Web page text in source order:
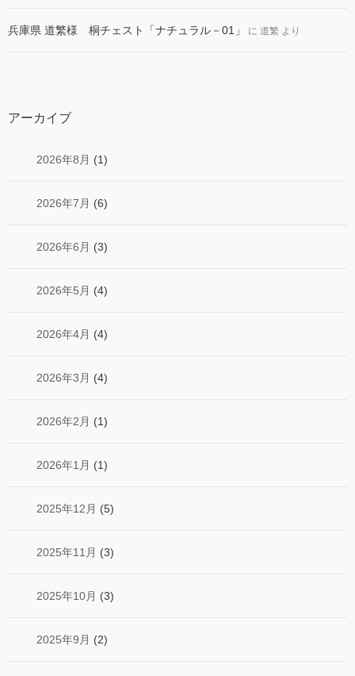
兵庫県 道繁様 桐チェスト「ナチュラル－01」 に 道繁 より
アーカイブ
2026年8月 (1)
2026年7月 (6)
2026年6月 (3)
2026年5月 (4)
2026年4月 (4)
2026年3月 (4)
2026年2月 (1)
2026年1月 (1)
2025年12月 (5)
2025年11月 (3)
2025年10月 (3)
2025年9月 (2)